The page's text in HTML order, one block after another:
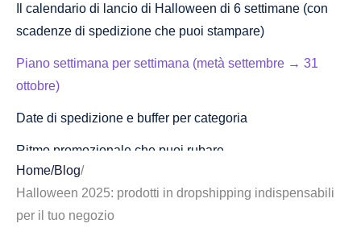
Il calendario di lancio di Halloween di 6 settimane (con
scadenze di spedizione che puoi stampare)
Piano settimana per settimana (metà settembre → 31
ottobre)
Date di spedizione e buffer per categoria
Ritmo promozionale che puoi rubare
Home/Blog/
Halloween 2025: prodotti in dropshipping indispensabili
per il tuo negozio